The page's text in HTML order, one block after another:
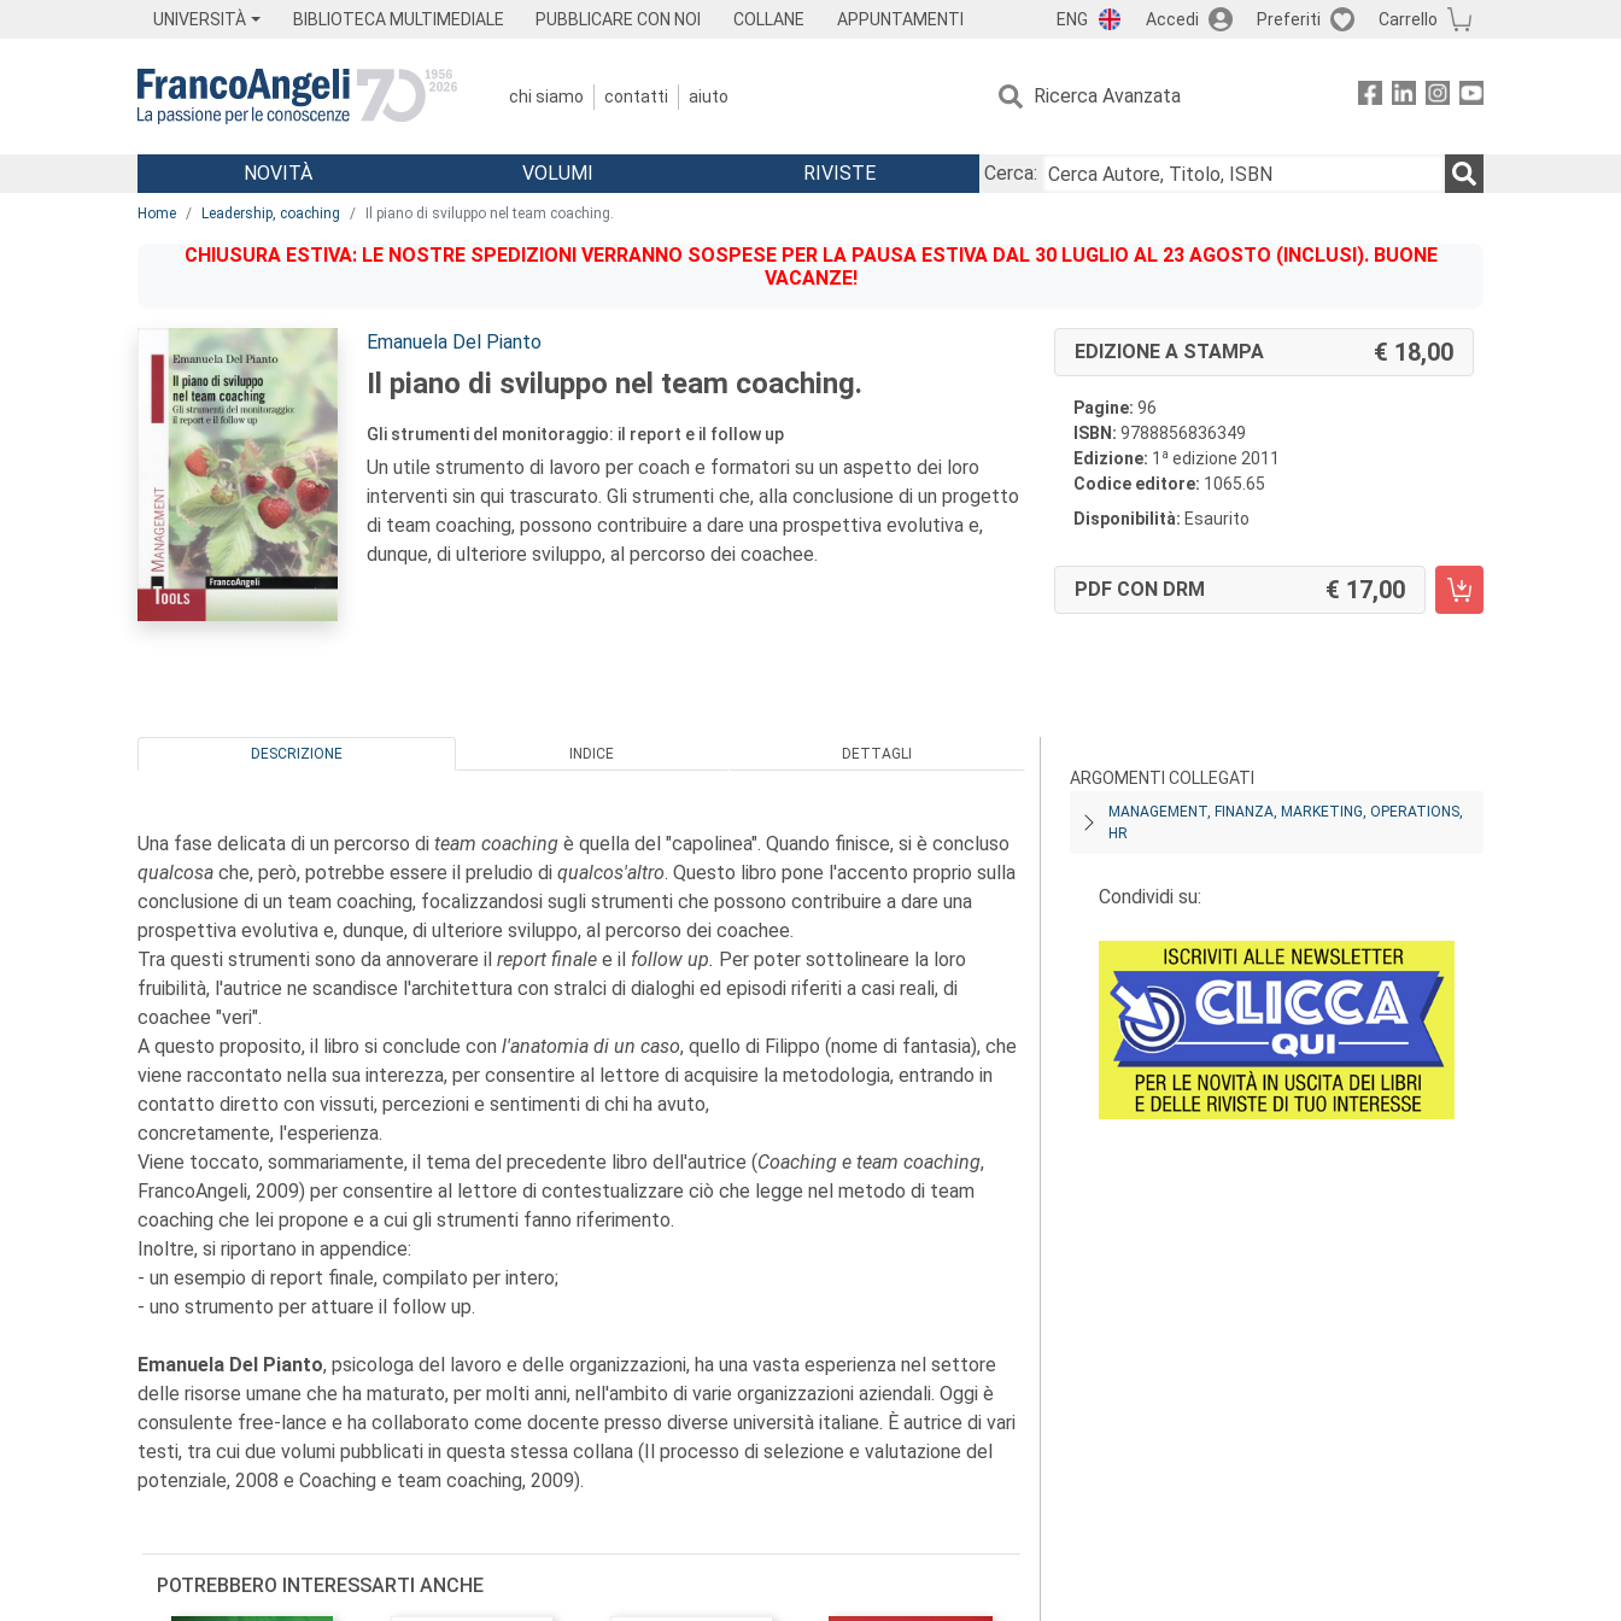
UNIVERSITÀ BIBLIOTECA MULTIMEDIALE PUBBLICARE CON NOI COLLANE APPUNTAMENTI ENG Accedi Preferiti Carrello
chi siamo contatti aiuto Ricerca Avanzata
Menu
NOVITÀ VOLUMI RIVISTE
Cerca:
Home Leadership, coaching Il piano di sviluppo nel team coaching.
CHIUSURA ESTIVA: LE NOSTRE SPEDIZIONI VERRANNO SOSPESE PER LA PAUSA ESTIVA DAL 30 LUGLIO AL 23 AGOSTO (INCLUSI). BUONE
VACANZE!
Autori:
Emanuela Del Pianto
Il piano di sviluppo nel team coaching.
Gli strumenti del monitoraggio: il report e il follow up
Un utile strumento di lavoro per coach e formatori su un aspetto dei loro
interventi sin qui trascurato. Gli strumenti che, alla conclusione di un progetto
di team coaching, possono contribuire a dare una prospettiva evolutiva e,
dunque, di ulteriore sviluppo, al percorso dei coachee.
EDIZIONE A STAMPA 18,00
Pagine: 96
ISBN: 9788856836349
Edizione: 1 a edizione 2011
Codice editore: 1065.65
Disponibilità: Esaurito
PDF CON DRM 17,00
DESCRIZIONE INDICE DETTAGLI
Una fase delicata di un percorso di team coaching è quella del "capolinea". Quando finisce, si è concluso
qualcosa che, però, potrebbe essere il preludio di qualcos'altro. Questo libro pone l'accento proprio sulla
conclusione di un team coaching, focalizzandosi sugli strumenti che possono contribuire a dare una
prospettiva evolutiva e, dunque, di ulteriore sviluppo, al percorso dei coachee.
Tra questi strumenti sono da annoverare il report finale e il follow up. Per poter sottolineare la loro
fruibilità, l'autrice ne scandisce l'architettura con stralci di dialoghi ed episodi riferiti a casi reali, di
coachee "veri".
A questo proposito, il libro si conclude con l'anatomia di un caso, quello di Filippo (nome di fantasia), che
viene raccontato nella sua interezza, per consentire al lettore di acquisire la metodologia, entrando in
contatto diretto con vissuti, percezioni e sentimenti di chi ha avuto,
concretamente, l'esperienza.
Viene toccato, sommariamente, il tema del precedente libro dell'autrice (Coaching e team coaching,
FrancoAngeli, 2009) per consentire al lettore di contestualizzare ciò che legge nel metodo di team
coaching che lei propone e a cui gli strumenti fanno riferimento.
Inoltre, si riportano in appendice:
- un esempio di report finale, compilato per intero;
- uno strumento per attuare il follow up.
Emanuela Del Pianto, psicologa del lavoro e delle organizzazioni, ha una vasta esperienza nel settore
delle risorse umane che ha maturato, per molti anni, nell'ambito di varie organizzazioni aziendali. Oggi è
consulente free-lance e ha collaborato come docente presso diverse università italiane. È autrice di vari
testi, tra cui due volumi pubblicati in questa stessa collana (Il processo di selezione e valutazione del
potenziale, 2008 e Coaching e team coaching, 2009).
POTREBBERO INTERESSARTI ANCHE
ARGOMENTI COLLEGATI
MANAGEMENT, FINANZA, MARKETING, OPERATIONS,
HR
Condividi su: